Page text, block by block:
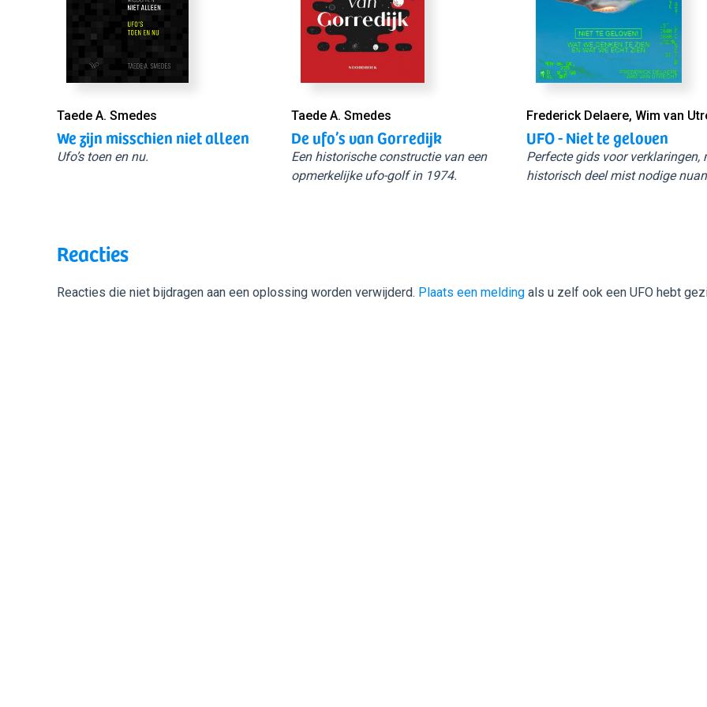
Taede A. Smedes
We zijn misschien niet alleen
Ufo’s toen en nu.
Taede A. Smedes
De ufo’s van Gorredijk
Een historische constructie van een
opmerkelijke ufo-golf in 1974.
Frederick Delaere, Wim van
UFO - Niet te geloven
Perfecte gids voor verklaringen,
historisch deel mist nodige
Reacties
Reacties die niet bijdragen aan een oplossing worden verwijderd. Plaats een melding als u zelf ook een UFO hebt